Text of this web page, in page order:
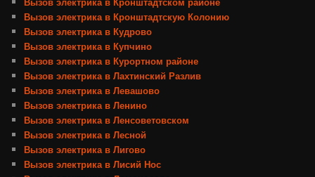
Вызов электрика в Кронштадтскую Колонию
Вызов электрика в Кудрово
Вызов электрика в Купчино
Вызов электрика в Курортном районе
Вызов электрика в Лахтинский Разлив
Вызов электрика в Левашово
Вызов электрика в Ленино
Вызов электрика в Ленсоветовском
Вызов электрика в Лесной
Вызов электрика в Лигово
Вызов электрика в Лисий Нос